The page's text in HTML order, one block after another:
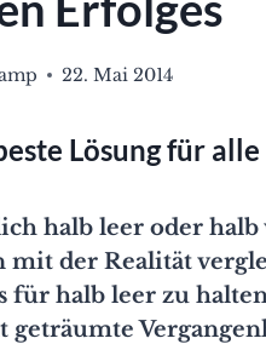
22. Mai 2014
Lösung für alle
halb leer oder
mit der Realität
für halb leer zu
geträumte